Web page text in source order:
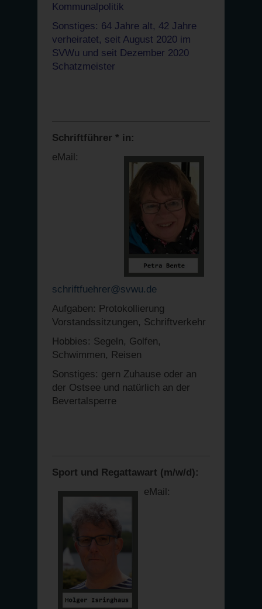
Kommunalpolitik
Sonstiges: 64 Jahre alt, 42 Jahre
verheiratet, seit August 2020 im
SVWu und seit Dezember 2020
Schatzmeister
Schriftführer * in:
eMail:
schriftfuehrer@svwu.de
Aufgaben: Protokollierung
Vorstandssitzungen, Schriftverkehr
Hobbies: Segeln, Golfen,
Schwimmen, Reisen
Sonstiges: gern Zuhause oder an
der Ostsee und natürlich an der
Bevertalsperre
Sport und Regattawart (m/w/d):
eMail: